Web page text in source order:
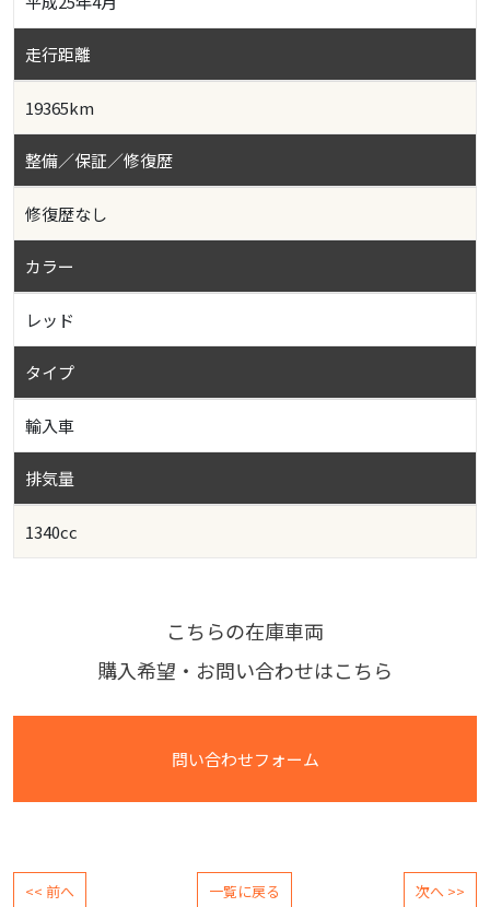
走行距離
19365km
整備／保証／修復歴
修復歴なし
カラー
レッド
タイプ
輸入車
排気量
1340cc
こちらの在庫車両
購入希望・お問い合わせはこちら
問い合わせフォーム
<< 前へ 一覧に戻る 次へ >>